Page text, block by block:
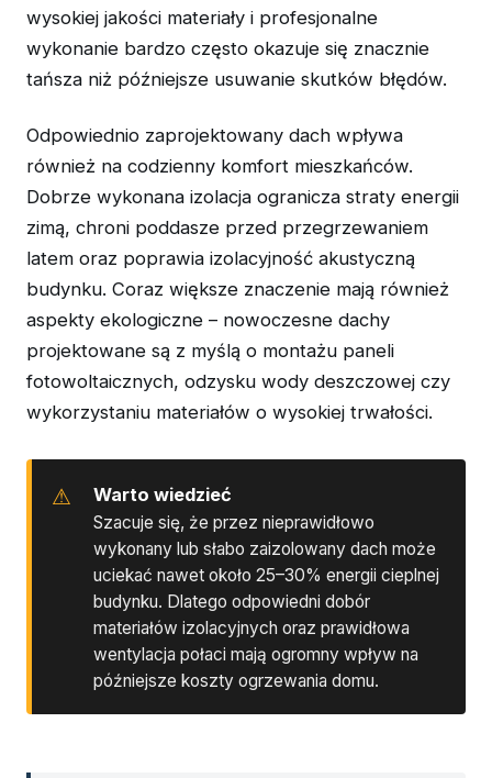
wysokiej jakości materiały i profesjonalne
wykonanie bardzo często okazuje się znacznie
tańsza niż późniejsze usuwanie skutków błędów.
Odpowiednio zaprojektowany dach wpływa
również na codzienny komfort mieszkańców.
Dobrze wykonana izolacja ogranicza straty energii
zimą, chroni poddasze przed przegrzewaniem
latem oraz poprawia izolacyjność akustyczną
budynku. Coraz większe znaczenie mają również
aspekty ekologiczne – nowoczesne dachy
projektowane są z myślą o montażu paneli
fotowoltaicznych, odzysku wody deszczowej czy
wykorzystaniu materiałów o wysokiej trwałości.
Warto wiedzieć
Szacuje się, że przez nieprawidłowo
wykonany lub słabo zaizolowany dach może
uciekać nawet około 25–30% energii cieplnej
budynku. Dlatego odpowiedni dobór
materiałów izolacyjnych oraz prawidłowa
wentylacja połaci mają ogromny wpływ na
późniejsze koszty ogrzewania domu.